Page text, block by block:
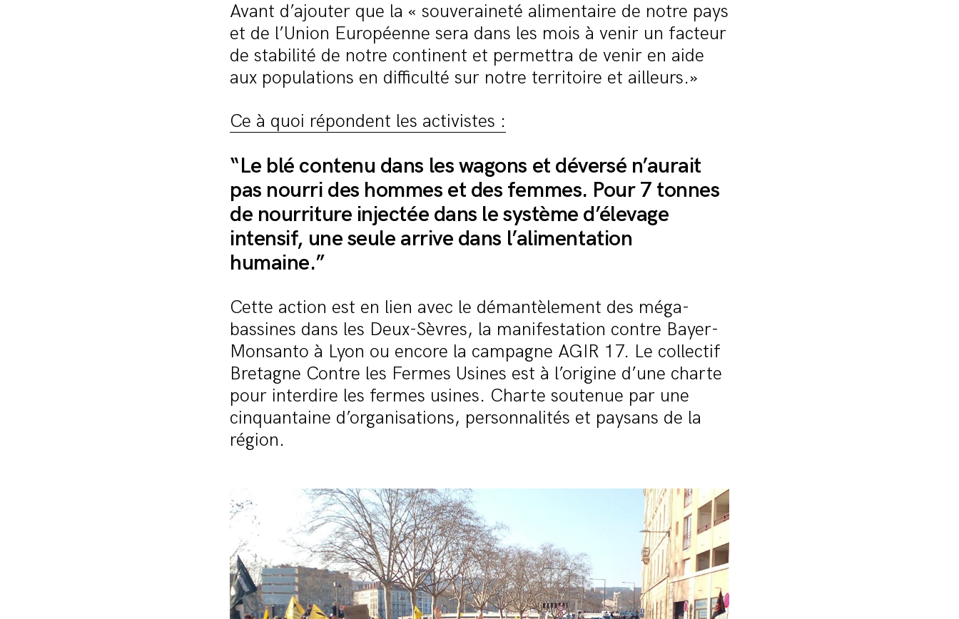
Avant d’ajouter que la « souveraineté alimentaire de notre pays
et de l’Union Européenne sera dans les mois à venir un facteur
de stabilité de notre continent et permettra de venir en aide
aux populations en difficulté sur notre territoire et ailleurs.»
Ce à quoi répondent les activistes :
“Le blé contenu dans les wagons et déversé n’aurait
pas nourri des hommes et des femmes. Pour 7 tonnes
de nourriture injectée dans le système d’élevage
intensif, une seule arrive dans l’alimentation
humaine.”
Cette action est en lien avec le démantèlement des méga-
bassines dans les Deux-Sèvres, la manifestation contre Bayer-
Monsanto à Lyon ou encore la campagne AGIR 17. Le collectif
Bretagne Contre les Fermes Usines est à l’origine d’une charte
pour interdire les fermes usines. Charte soutenue par une
cinquantaine d’organisations, personnalités et paysans de la
région.